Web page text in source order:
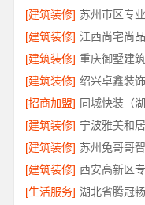
[建筑装修] 苏州市区专
[建筑装修]
[建筑装修] 重庆御墅建
[建筑装修]
[招商加盟]
[建筑装修]
[建筑装修]
[建筑装修]
[生活服务]